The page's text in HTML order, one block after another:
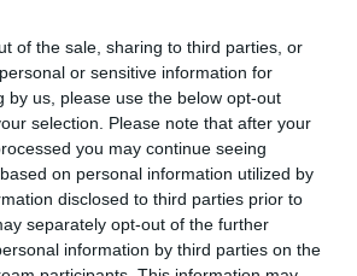
of the sale, sharing to third parties, or
or sensitive information for
by us, please use the below opt-out
selection. Please note that after your
you may continue seeing
on personal information utilized by
disclosed to third parties prior to
separately opt-out of the further
information by third parties on the